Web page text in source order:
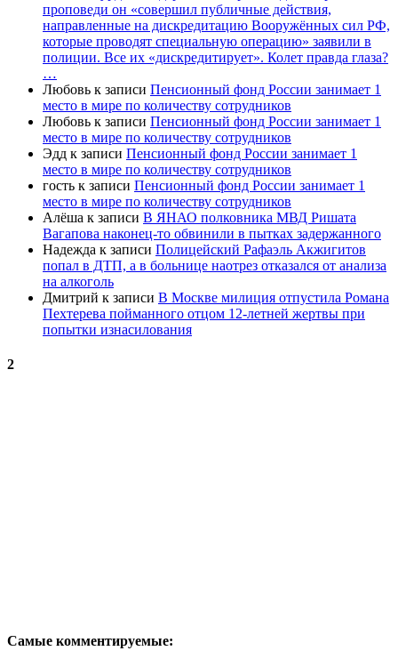
проповеди он «совершил публичные действия,
направленные на дискредитацию Вооружённых сил РФ,
которые проводят специальную операцию» заявили в
полиции. Все их «дискредитирует». Колет правда глаза?
…
Любовь к записи Пенсионный фонд России занимает 1
место в мире по количеству сотрудников
Любовь к записи Пенсионный фонд России занимает 1
место в мире по количеству сотрудников
Эдд к записи Пенсионный фонд России занимает 1
место в мире по количеству сотрудников
гость к записи Пенсионный фонд России занимает 1
место в мире по количеству сотрудников
Алёша к записи В ЯНАО полковника МВД Ришата
Вагапова наконец-то обвинили в пытках задержанного
Надежда к записи Полицейский Рафаэль Акжигитов
попал в ДТП, а в больнице наотрез отказался от анализа
на алкоголь
Дмитрий к записи В Москве милиция отпустила Романа
Пехтерева пойманного отцом 12-летней жертвы при
попытки изнасилования
2
Самые комментируемые: